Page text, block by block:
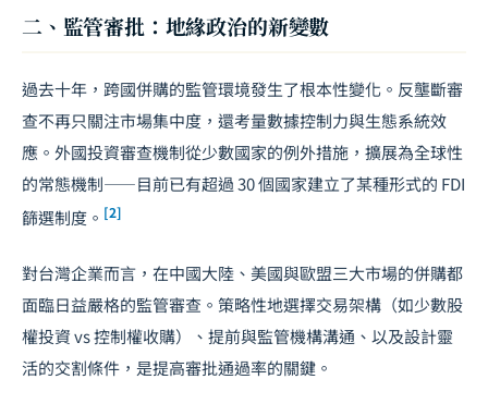
二、監管審批：地緣政治的新變數
過去十年，跨國併購的監管環境發生了根本性變化。反壟斷審
查不再只關注市場集中度，還考量數據控制力與生態系統效
應。外國投資審查機制從少數國家的例外措施，擴展為全球性
的常態機制——目前已有超過 30 個國家建立了某種形式的 FDI
篩選制度。 [2]
對台灣企業而言，在中國大陸、美國與歐盟三大市場的併購都
面臨日益嚴格的監管審查。策略性地選擇交易架構（如少數股
權投資 vs 控制權收購）、提前與監管機構溝通、以及設計靈
活的交割條件，是提高審批通過率的關鍵。